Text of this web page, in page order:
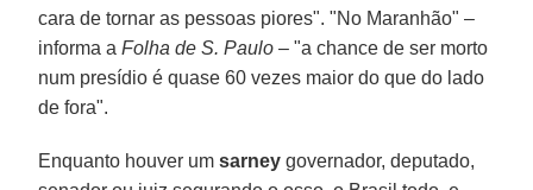
cara de tornar as pessoas piores". "No Maranhão" –
informa aFolha de S. Paulo – "a chance de ser morto
num presídio é quase 60 vezes maior do que do lado
de fora".
Enquanto houver umsarney governador, deputado,